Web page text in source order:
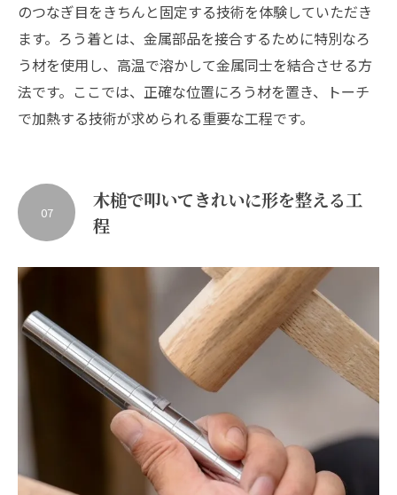
のつなぎ目をきちんと固定する技術を体験していただき
ます。ろう着とは、金属部品を接合するために特別なろ
う材を使用し、高温で溶かして金属同士を結合させる方
法です。ここでは、正確な位置にろう材を置き、トーチ
で加熱する技術が求められる重要な工程です。
木槌で叩いてきれいに形を整える工
程
07